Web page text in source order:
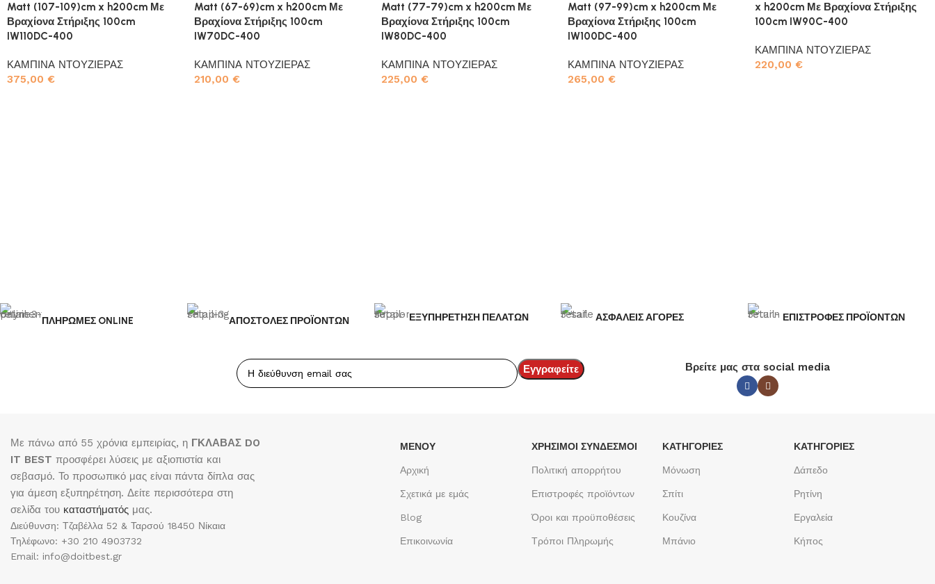
Matt (107-109)cm x h200cm Με
Βραχίονα Στήριξης 100cm
IW110DC-400
ΚΑΜΠΙΝΑ ΝΤΟΥΖΙΕΡΑΣ
375,00 €
Matt (67-69)cm x h200cm Με
Βραχίονα Στήριξης 100cm
IW70DC-400
ΚΑΜΠΙΝΑ ΝΤΟΥΖΙΕΡΑΣ
210,00 €
Matt (77-79)cm x h200cm Με
Βραχίονα Στήριξης 100cm
IW80DC-400
ΚΑΜΠΙΝΑ ΝΤΟΥΖΙΕΡΑΣ
225,00 €
Matt (97-99)cm x h200cm Με
Βραχίονα Στήριξης 100cm
IW100DC-400
ΚΑΜΠΙΝΑ ΝΤΟΥΖΙΕΡΑΣ
265,00€
x h200cm Με Βραχίονα Στήριξης
100cm IW90C-400
ΚΑΜΠΙΝΑ ΝΤΟΥΖΙΕΡΑΣ
220,00€
ΠΛΗΡΩΜΕΣ ONLINE ΑΠΟΣΤΟΛΕΣ ΠΡΟΪΟΝΤΩΝ ΕΞΥΠΗΡΕΤΗΣΗ ΠΕΛΑΤΩΝ ΑΣΦΑΛΕΙΣ ΑΓΟΡΕΣ ΕΠΙΣΤΡΟΦΕΣ ΠΡΟΪΟΝΤΩΝ
Βρείτε μας στα social media
Με πάνω από 55 χρόνια εμπειρίας, η ΓΚΛΑΒΑΣ DO
IT BEST προσφέρει λύσεις με αξιοπιστία και
σεβασμό. Το προσωπικό μας είναι πάντα δίπλα σας
για άμεση εξυπηρέτηση. Δείτε περισσότερα στη
σελίδα του καταστήματός μας.
Διεύθυνση: Τζαβέλλα 52 & Ταρσού 18450 Νίκαια
Τηλέφωνο: +30 210 4903732
Email: info@doitbest.gr
ΜΕΝΟΥ
Αρχική
Σχετικά με εμάς
Blog
Επικοινωνία
ΧΡΉΣΙΜΟΙ ΣΎΝΔΕΣΜΟΙ
Πολιτική απορρήτου
Επιστροφές προϊόντων
Όροι και προϋποθέσεις
Τρόποι Πληρωμής
ΚΑΤΗΓΟΡΙΕΣ
Μόνωση
Σπίτι
Κουζίνα
Μπάνιο
ΚΑΤΗΓΟΡΙΕΣ
Δάπεδο
Ρητίνη
Εργαλεία
Κήπος